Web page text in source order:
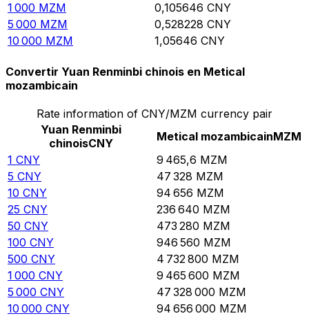
1 000 MZM 0,105646 CNY
5 000 MZM 0,528228 CNY
10 000 MZM 1,05646 CNY
Convertir Yuan Renminbi chinois en Metical
mozambicain
Rate information of CNY/MZM currency pair
Yuan Renminbi
chinoisCNY Metical mozambicainMZM
1 CNY 9 465,6 MZM
5 CNY 47 328 MZM
10 CNY 94 656 MZM
25 CNY 236 640 MZM
50 CNY 473 280 MZM
100 CNY 946 560 MZM
500 CNY 4 732 800 MZM
1 000 CNY 9 465 600 MZM
5 000 CNY 47 328 000 MZM
10 000 CNY 94 656 000 MZM